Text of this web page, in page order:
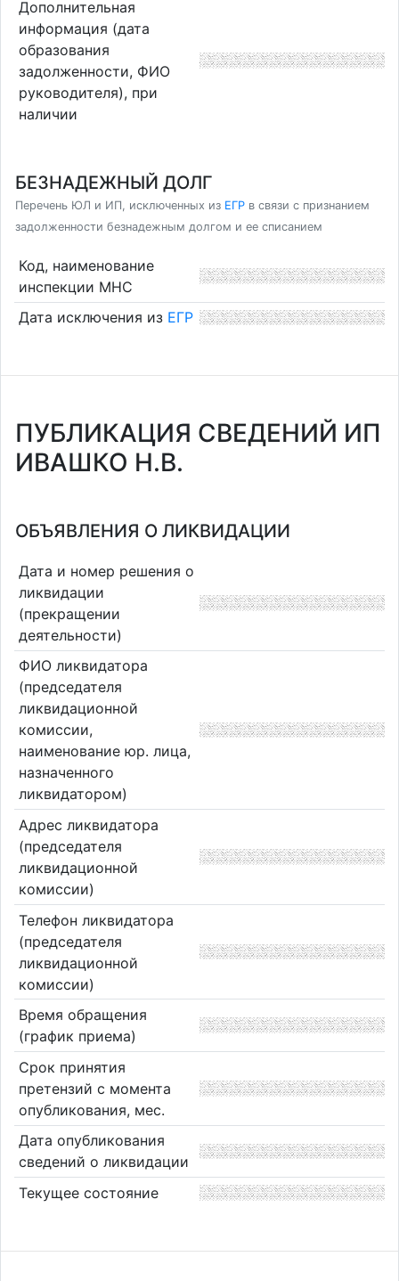
Дополнительная
информация (дата
образования
задолженности, ФИО
руководителя), при
наличии
БЕЗНАДЕЖНЫЙ ДОЛГ
Перечень ЮЛ и ИП, исключенных из ЕГР в связи с признанием
задолженности безнадежным долгом и ее списанием
Код, наименование
инспекции МНС
Дата исключения из ЕГР
ПУБЛИКАЦИЯ СВЕДЕНИЙ ИП
ИВАШКО Н.В.
ОБЪЯВЛЕНИЯ О ЛИКВИДАЦИИ
Дата и номер решения о
ликвидации
(прекращении
деятельности)
ФИО ликвидатора
(председателя
ликвидационной
комиссии,
наименование юр. лица,
назначенного
ликвидатором)
Адрес ликвидатора
(председателя
ликвидационной
комиссии)
Телефон ликвидатора
(председателя
ликвидационной
комиссии)
Время обращения
(график приема)
Срок принятия
претензий с момента
опубликования, мес.
Дата опубликования
сведений о ликвидации
Текущее состояние